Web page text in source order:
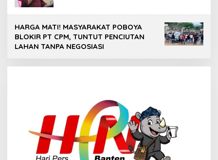
HARGA MATI! MASYARAKAT POBOYA
BLOKIR PT CPM, TUNTUT PENCIUTAN
LAHAN TANPA NEGOSIASI